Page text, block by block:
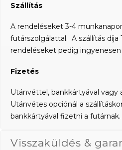
Szállítás
A rendeléseket 3-4
futárszolgálattal. A szállítás díja
rendeléseket pedig ingyenesen
Fizetés
Utánvéttel, bankkártyával vagy
Utánvétes opciónál a
bankkártyával fizetni a futárnak.
Visszaküldés &